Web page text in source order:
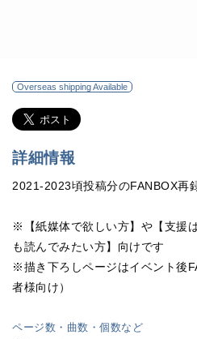
Overseas shipping Available
詳細情報
2021-2023頃投稿分のFANBOX再
※【紙媒体で欲しい方】や【支援
も読んでみたい方】向けです
※描き下ろしページはイベント後
者様向け）
ページ数・曲数・個数など